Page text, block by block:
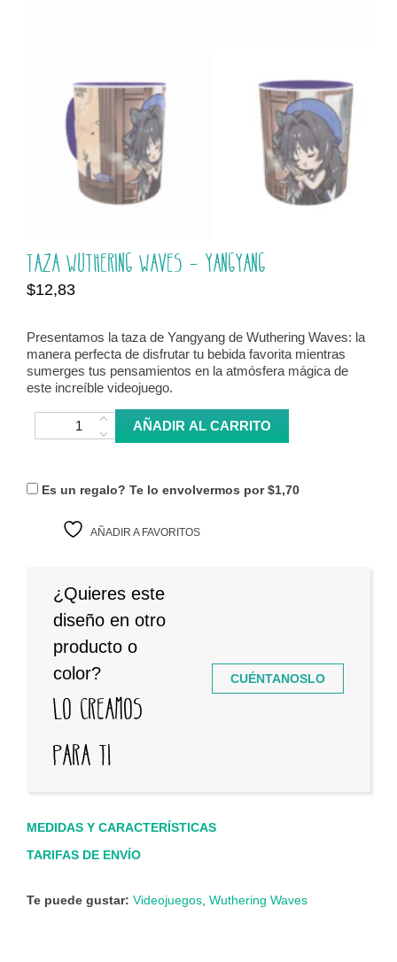
Taza Wuthering Waves – Yangyang
$12,83
Presentamos la taza de Yangyang de Wuthering Waves: la
manera perfecta de disfrutar tu bebida favorita mientras
sumerges tus pensamientos en la atmósfera mágica de
este increíble videojuego.
Taza Wuthering Waves - Yangyang cantidad
AÑADIR AL CARRITO
Es un regalo? Te lo envolvermos por$1,70
AÑADIR A FAVORITOS
¿Quieres este
diseño en otro
producto o
color?
Lo creamos
para ti
CUÉNTANOSLO
MEDIDAS Y CARACTERÍSTICAS
TARIFAS DE ENVÍO
Te puede gustar: Videojuegos Wuthering Waves